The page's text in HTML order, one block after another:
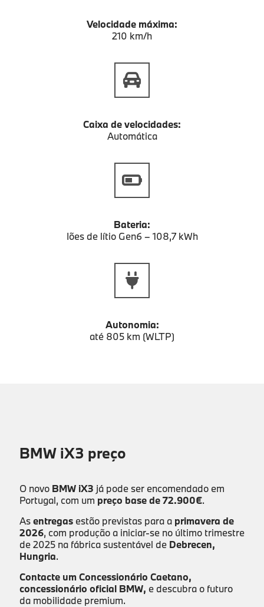
Velocidade máxima:
210 km/h
Caixa de velocidades:
Automática
Bateria:
Iões de lítio Gen6 – 108,7 kWh
Autonomia:
até 805 km (WLTP)
BMW iX3 preço
O novo BMW iX3 já pode ser encomendado em
Portugal, com um preço base de 72.900€.
Asentregas estão previstas para a primavera de
2026, com produção a iniciar-se no último trimestre
de 2025 na fábrica sustentável de Debrecen,
Hungria.
Contacte um Concessionário Caetano,
concessionário oficial BMW, e descubra o futuro
da mobilidade premium.